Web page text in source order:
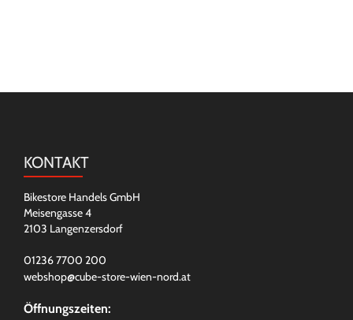
KONTAKT
Bikestore Handels GmbH
Meisengasse 4
2103 Langenzersdorf
01236 7700 200
webshop@cube-store-wien-nord.at
Öffnungszeiten: